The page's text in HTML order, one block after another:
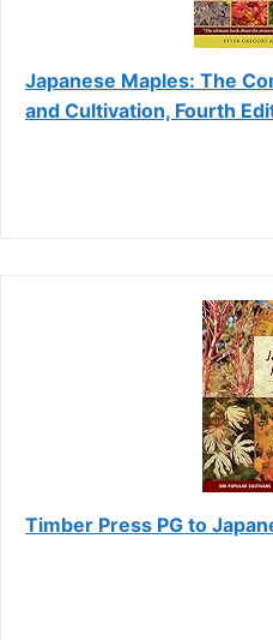
Japanese Maples: The
and Cultivation, Fourth
Timber Press PG to